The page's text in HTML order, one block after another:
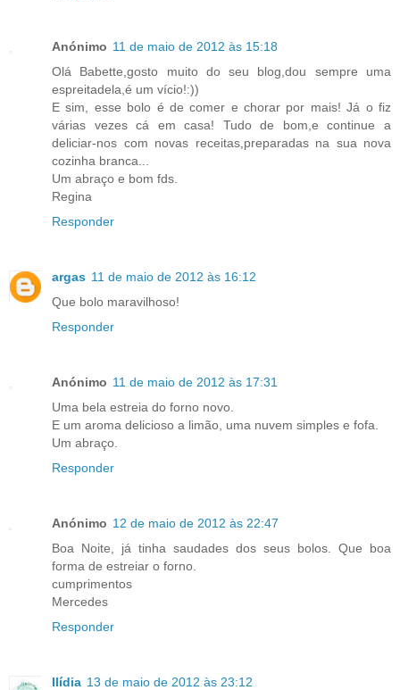
Anónimo 11 de maio de 2012 às 15:18
Olá Babette,gosto muito do seu blog,dou sempre uma
espreitadela,é um vício!:))
E sim, esse bolo é de comer e chorar por mais! Já o fiz
várias vezes cá em casa! Tudo de bom,e continue a
deliciar-nos com novas receitas,preparadas na sua nova
cozinha branca...
Um abraço e bom fds.
Regina
Responder
argas 11 de maio de 2012 às 16:12
Que bolo maravilhoso!
Responder
Anónimo 11 de maio de 2012 às 17:31
Uma bela estreia do forno novo.
E um aroma delicioso a limão, uma nuvem simples e fofa.
Um abraço.
Responder
Anónimo 12 de maio de 2012 às 22:47
Boa Noite, já tinha saudades dos seus bolos. Que boa
forma de estreiar o forno.
cumprimentos
Mercedes
Responder
Ilídia 13 de maio de 2012 às 23:12